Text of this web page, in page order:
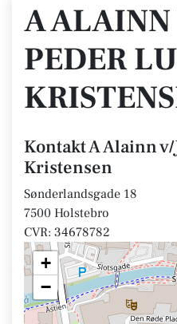
A ALAINN
PEDER
Kontakt A Alainn
Kristensen
Sønderlandsgade 18
7500 Holstebro
CVR: 34678782
+
−